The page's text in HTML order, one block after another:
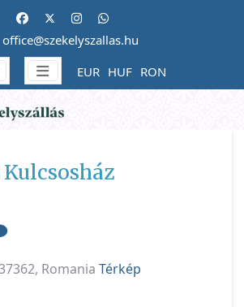
office@szekelyszallas.hu
EUR HUF RON
Romania Térkép